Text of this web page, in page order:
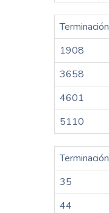
Terminación
1908
3658
4601
5110
Terminación
35
44